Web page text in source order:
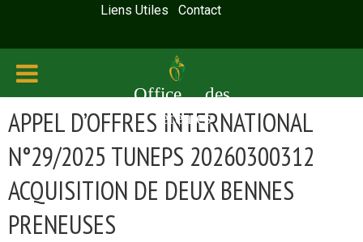
Liens Utiles Contact
Office des
céréales
APPEL D’OFFRES INTERNATIONAL
N°29/2025 TUNEPS 20260300312
ACQUISITION DE DEUX BENNES
PRENEUSES